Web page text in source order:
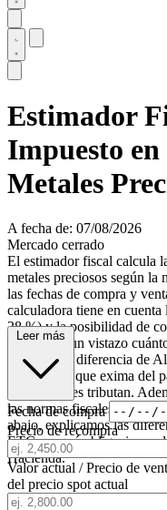
Estimador
Impuesto
Metales
A fecha de: 07/08/2026
Mercado cerrado
El estimador fiscal calcula
metales preciosos según
las fechas de compra y
calculadora tiene en
28 %) y la posibilidad de
obtiene de un vistazo
obtenida. A diferencia de
de tenencia que exima
patrimoniales tributan.
las normas fiscales clave y
abajo, explicamos las
ETCs, y qué obligaciones
Hacienda.
Fecha de compra
Precio de recompra
Valor actual / Precio de
del precio spot actual